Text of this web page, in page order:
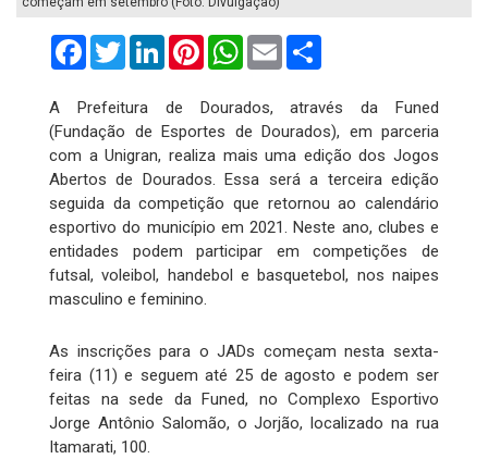
FacebookTwitterLinkedInPinterestWhatsApp
Email
A Prefeitura de Dourados, através da Funed
(Fundação de Esportes de Dourados), em parceria
com a Unigran, realiza mais uma edição dos Jogos
Abertos de Dourados. Essa será a terceira edição
seguida da competição que retornou ao calendário
esportivo do município em 2021. Neste ano, clubes e
entidades podem participar em competições de
futsal, voleibol, handebol e basquetebol, nos naipes
masculino e feminino.
As inscrições para o JADs começam nesta sexta-
feira (11) e seguem até 25 de agosto e podem ser
feitas na sede da Funed, no Complexo Esportivo
Jorge Antônio Salomão, o Jorjão, localizado na rua
Itamarati, 100.